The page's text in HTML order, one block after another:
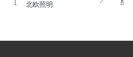
北欧照明